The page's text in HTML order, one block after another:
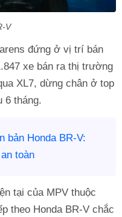
V
đứng ở vị trí bán
xe bán ra thị trường
XL7, dừng chân ở top
6 tháng.
bản Honda BR-V:
toàn
tại của MPV thuộc
theo Honda BR-V chắc